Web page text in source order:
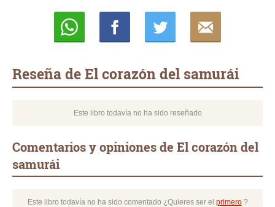
Reseña de El corazón del samurái
Este libro todavía no ha sido reseñado
Comentarios y opiniones de El corazón del
samurái
Este libro todavía no ha sido comentado ¿Quieres ser el primero?